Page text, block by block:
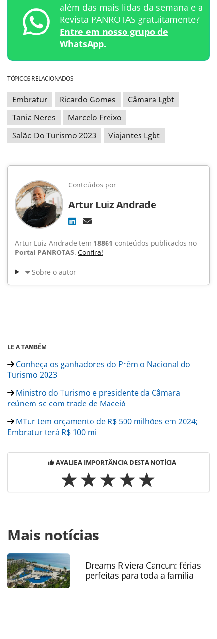
além das mais lidas da semana e a
Revista PANROTAS gratuitamente?
Entre em nosso grupo de
WhatsApp.
TÓPICOS RELACIONADOS
Embratur Ricardo Gomes
Câmara Lgbt
Tania Neres
Marcelo Freixo
Salão Do Turismo 2023
Viajantes Lgbt
Conteúdos por
Artur Luiz Andrade
Artur Luiz Andrade tem 18861 conteúdos publicados no
Portal PANROTAS. Confira!
Sobre o autor
LEIA TAMBÉM
Conheça os ganhadores do Prêmio Nacional do
Turismo 2023
Ministro do Turismo e presidente da Câmara
reúnem-se com trade de Maceió
MTur tem orçamento de R$ 500 milhões em 2024;
Embratur terá R$ 100 mi
AVALIE A IMPORTÂNCIA DESTA NOTÍCIA
https://www.panrotas.com.br/mercado/sustentabilidade/
lgbt-e-embratur-assinam-acordo-para-promocao-
lgbti_201956.html ou as ferramentas oferecidas na página.
Todo o conteúdo produzido pela PANROTAS Editora é
protegido pela legislação brasileira sobre direito autoral.
Não reproduza o conteúdo sem autorização da PANROTAS
Mais notícias
Dreams Riviera Cancun: férias
perfeitas para toda a família